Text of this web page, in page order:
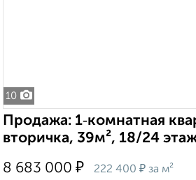
10
Продажа: 1‑комнатная
вторичка, 39м², 18/24
8 683 000 ₽ 222 400 ₽ за м²